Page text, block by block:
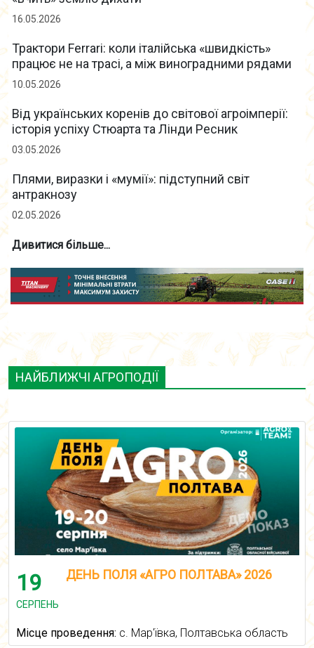
16.05.2026
Трактори Ferrari: коли італійська «швидкість»
працює не на трасі, а між виноградними рядами
10.05.2026
Від українських коренів до світової агроімперії:
історія успіху Стюарта та Лінди Ресник
03.05.2026
Плями, виразки і «мумії»: підступний світ
антракнозу
02.05.2026
Дивитися більше...
НАЙБЛИЖЧІ АГРОПОДІЇ
19
СЕРПЕНЬ
ДЕНЬ ПОЛЯ «АГРО ПОЛТАВА» 2026
Місце проведення: с. Мар'ївка, Полтавська область